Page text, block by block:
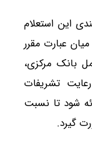
این استعلام
عبارت مقرر
بانک مرکزی،
تشریفات
شود تا نسبت
گیرد.